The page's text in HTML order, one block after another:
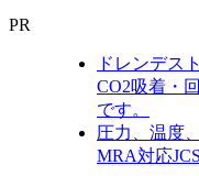
PR
ドレンデス
CO2吸着・
です。
圧力、温度
MRA対応